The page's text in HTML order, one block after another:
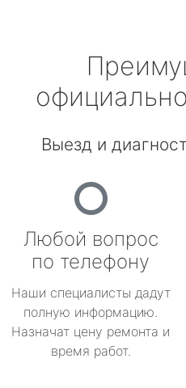
Выезд и
Любой вопрос
по телефону
Наши специалисты дадут
полную информацию.
Назначат цену ремонта и
время работ.